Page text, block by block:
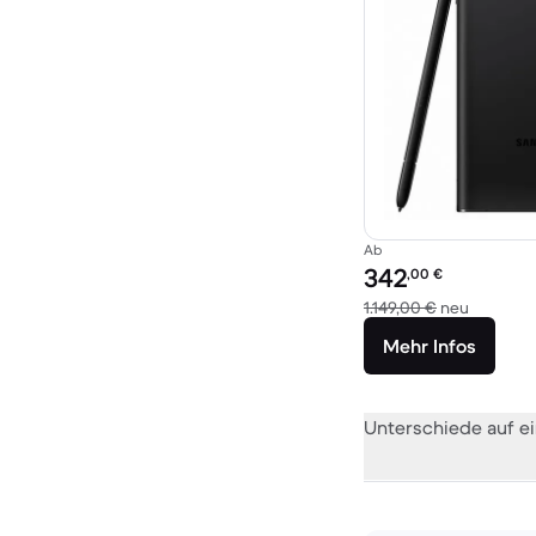
Ab
Preis des erneuerten
342,00 €
1.149,00 € neu
Mehr Infos
Unterschiede auf